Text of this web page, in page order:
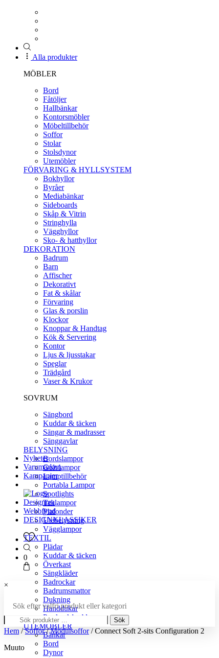
Alla produkter
MÖBLER
Bord
Fåtöljer
Hallbänkar
Kontorsmöbler
Möbeltillbehör
Soffor
Stolar
Stolsdynor
Utemöbler
FÖRVARING & HYLLSYSTEM
Bokhyllor
Byråer
Mediabänkar
Sideboards
Skåp & Vitrin
Stringhylla
Vägghyllor
Sko- & hatthyllor
DEKORATION
Badrum
Barn
Affischer
Dekorativt
Fat & skålar
Förvaring
Glas & porslin
Klockor
Knoppar & Handtag
Kök & Servering
Kontor
Ljus & ljusstakar
Speglar
Trädgård
Vaser & Krukor
SOVRUM
Sängbord
Kuddar & täcken
Sängar & madrasser
Sänggavlar
BELYSNING
Bordslampor
Golvlampor
Lamptillbehör
Portabla Lampor
Spotlights
Taklampor
Plafonder
Utebelysning
Vägglampor
TEXTIL
Plädar
Kuddar & täcken
Överkast
Sängkläder
Badrockar
Badrumsmattor
Dukning
Handdukar
Prydnadskuddar
UTEMÖBLER
Bänkar
Bord
Dynor
Nyheter
Varumärken
Kampanjer
Designrea
Webbfynd
DESIGNKLASSIKER
0
×
Sök efter valfri produkt eller kategori
Sök
efter:
Sök
Hem /Soffor/Modulsoffor/ Connect Soft 2-sits Configuration 2
Muuto